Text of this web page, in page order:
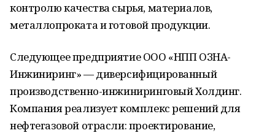
контролю качества сырья, материалов,
металлопроката и готовой продукции.
Следующее предприятие ООО «НПП ОЗНА-
Инжиниринг» — диверсифицированный
производственно-инжиниринговый Холдинг.
Компания реализует комплекс решений для
нефтегазовой отрасли: проектирование,